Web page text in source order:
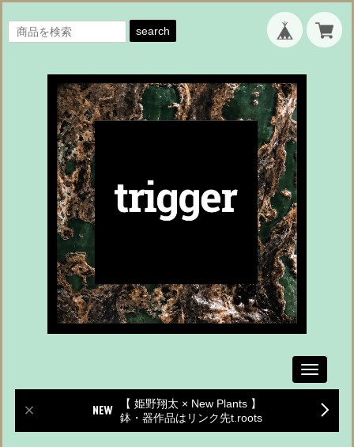
search
Toggle
【 姫野翔太 × New Plants 】
鉢・器作品はリンク先t.roots